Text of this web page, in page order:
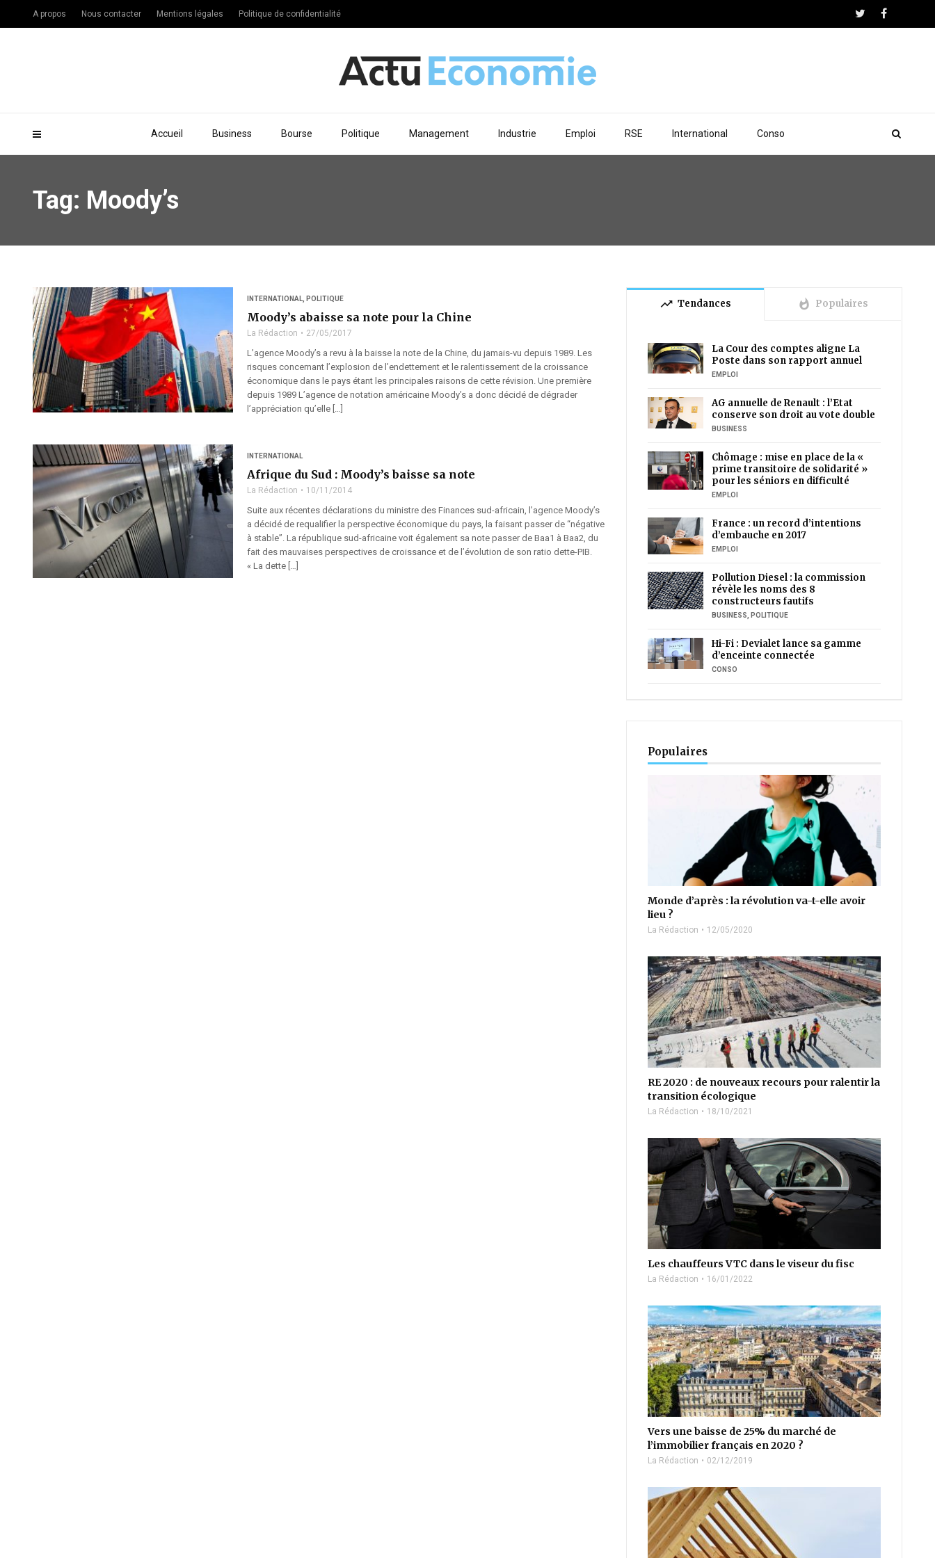
Accueil Business Bourse Politique Management Industrie Emploi RSE International Conso
A propos Nous contacter Mentions légales Politique de confidentialité
Tag: Moody’s
INTERNATIONAL POLITIQUE
Moody’s abaisse sa note pour la Chine
La Rédaction 27/05/2017
L’agence Moody’s a revu à la baisse la note de la Chine, du jamais-vu depuis 1989. Les
risques concernant l’explosion de l’endettement et le ralentissement de la croissance
économique dans le pays étant les principales raisons de cette révision. Une première
depuis 1989 L’agence de notation américaine Moody’s a donc décidé de dégrader
l’appréciation qu’elle […]
INTERNATIONAL
Afrique du Sud : Moody’s baisse sa note
La Rédaction 10/11/2014
Suite aux récentes déclarations du ministre des Finances sud-africain, l’agence Moody’s
a décidé de requalifier la perspective économique du pays, la faisant passer de “négative
à stable”. La république sud-africaine voit également sa note passer de Baa1 à Baa2, du
fait des mauvaises perspectives de croissance et de l’évolution de son ratio dette-PIB.
« La dette […]
trending_up Tendances whatshot Populaires
La Cour des comptes aligne La
Poste dans son rapport annuel
EMPLOI
AG annuelle de Renault : l’Etat
conserve son droit au vote double
BUSINESS
Chômage : mise en place de la «
prime transitoire de solidarité »
pour les séniors en difficulté
EMPLOI
France : un record d’intentions
d’embauche en 2017
EMPLOI
Pollution Diesel : la commission
révèle les noms des 8
constructeurs fautifs
BUSINESS, POLITIQUE
Hi-Fi : Devialet lance sa gamme
d’enceinte connectée
CONSO
Populaires
Monde d’après : la révolution va-t-elle avoir
lieu ?
La Rédaction 12/05/2020
RE 2020 : de nouveaux recours pour ralentir la
transition écologique
La Rédaction 18/10/2021
Les chauffeurs VTC dans le viseur du fisc
La Rédaction 16/01/2022
Vers une baisse de 25% du marché de
l’immobilier français en 2020 ?
La Rédaction 02/12/2019